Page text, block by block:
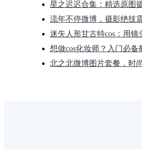
星之迟迟合集：精选原图
流年不停微博，摄影绝技
迷失人形甘古特cos：用
想做cos化妆师？入门必
北之北微博图片套餐，时